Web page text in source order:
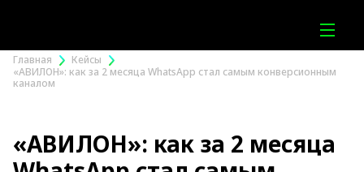
Главная
Кейсы
«АВИЛОН»: как за 2 месяца WhatsApp стал самым конверсионным
каналом
«АВИЛОН»: как за 2 месяца